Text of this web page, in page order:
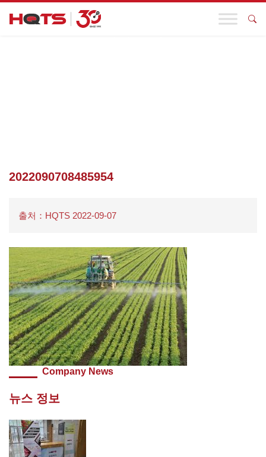
2022090708485954
출처：HQTS 2022-09-07
Company News
뉴스 정보